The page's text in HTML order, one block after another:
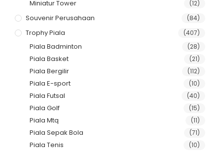
Miniatur Tower (12)
Souvenir Perusahaan (84)
Trophy Piala (407)
Piala Badminton (28)
Piala Basket (21)
Piala Bergilir (112)
Piala E-sport (10)
Piala Futsal (40)
Piala Golf (15)
Piala Mtq (11)
Piala Sepak Bola (71)
Piala Tenis (10)